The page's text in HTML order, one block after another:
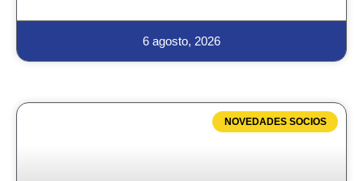
6 agosto, 2026
NOVEDADES SOCIOS